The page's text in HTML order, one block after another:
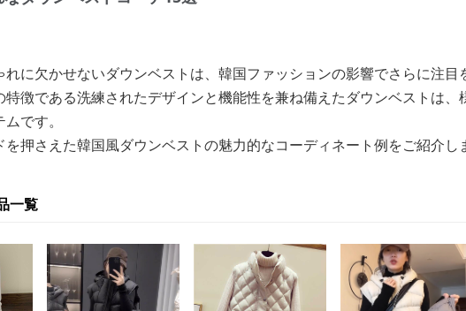
に欠かせないダウンベストは、韓国ファッションの影響でさらに注目
特徴である洗練されたデザインと機能性を兼ね備えたダウンベストは、
です。
押さえた韓国風ダウンベストの魅力的なコーディネート例をご紹介し
一覧